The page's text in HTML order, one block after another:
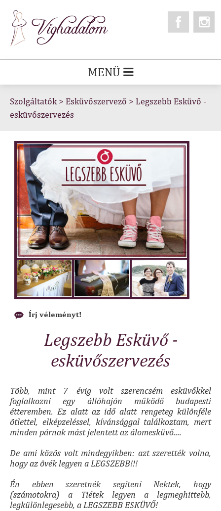
MENÜ
Szolgáltatók> Esküvőszervező > Legszebb Esküvő -
esküvőszervezés
Írj véleményt!
Legszebb Esküvő -
esküvőszervezés
Több, mint 7 évig volt szerencsém esküvőkkel
foglalkozni egy állóhajón működő budapesti
étteremben. Ez alatt az idő alatt rengeteg különféle
ötlettel, elképzeléssel, kívánsággal találkoztam, mert
minden párnak mást jelentett az álomesküvő....
De ami közös volt mindegyikben: azt szerették volna,
hogy az övék legyen a LEGSZEBB!!!
Én ebben szeretnék segíteni Nektek, hogy
(számotokra) a Tiétek legyen a legmeghittebb,
legkülönlegesebb, a LEGSZEBB ESKÜVŐ!